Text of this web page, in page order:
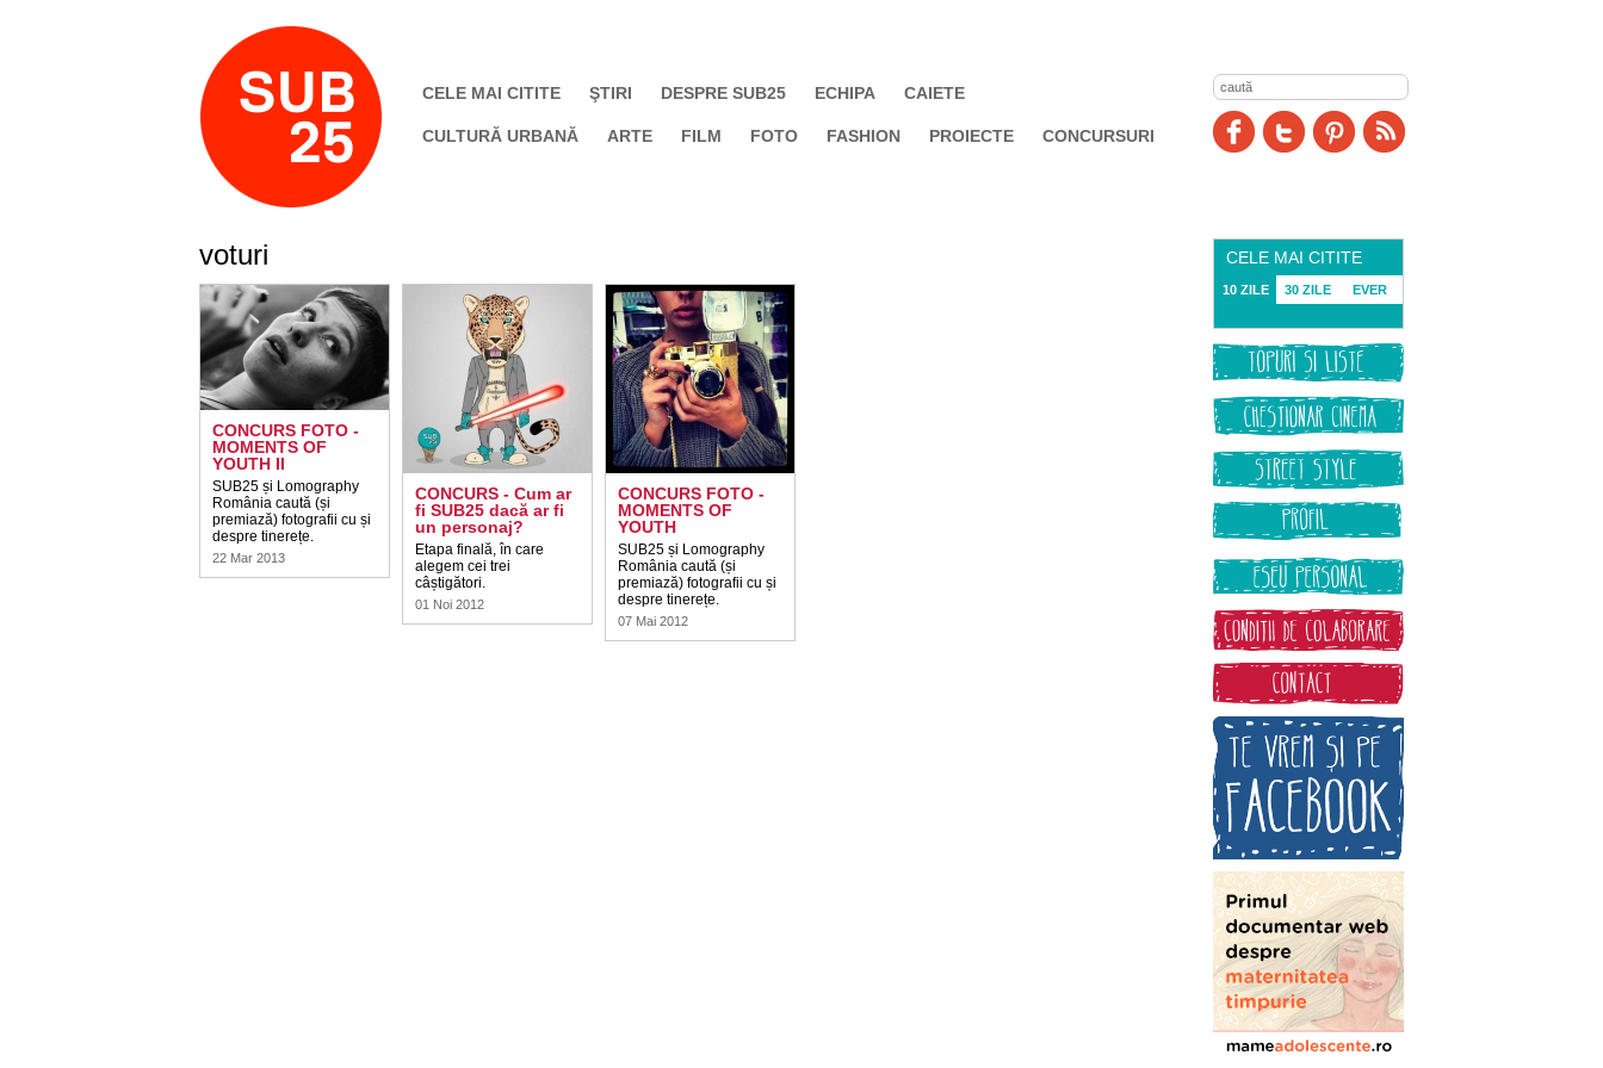
CELE MAI CITITE ŞTIRI DESPRE SUB25 ECHIPA CAIETE
CULTURĂ URBANĂ ARTE FILM FOTO FASHION PROIECTE CONCURSURI
voturi
CONCURS FOTO -
MOMENTS OF
YOUTH II
SUB25 și Lomography
România caută (și
premiază) fotografii cu și
despre tinerețe.
22 Mar 2013
CONCURS - Cum ar
fi SUB25 dacă ar fi
un personaj?
Etapa finală, în care
alegem cei trei
câștigători.
01 Noi 2012
CONCURS FOTO -
MOMENTS OF
YOUTH
SUB25 și Lomography
România caută (și
premiază) fotografii cu și
despre tinerețe.
07 Mai 2012
CELE MAI CITITE
10 ZILE 30 ZILE EVER